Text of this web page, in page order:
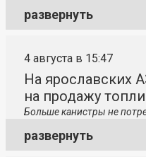
развернуть
4 августа в 15:47
На ярославских
на продажу
Больше канистры не
развернуть